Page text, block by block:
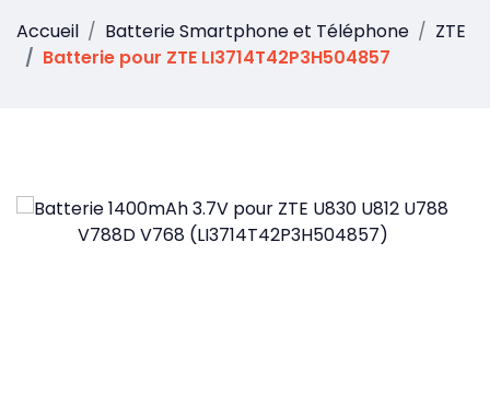
Accueil Batterie Smartphone et Téléphone
ZTE
Batterie pour ZTE LI3714T42P3H504857